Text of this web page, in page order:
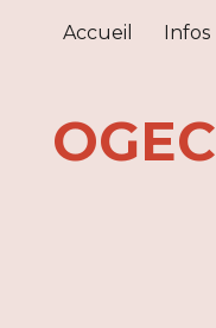
Accueil Infos
OGEC